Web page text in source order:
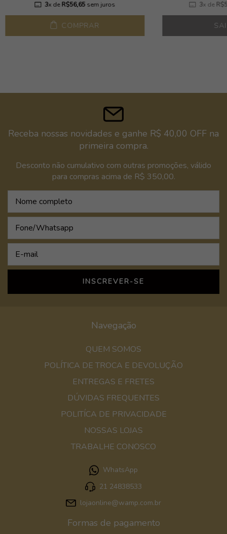
3x deR$56,65 sem juros
COMPRAR
3x de
Receba nossas novidades e ganhe R$ 40,00 OFF na
primeira compra.
Desconto não cumulativo com outras promoções, válido
para compras acima de R$ 350,00.
Navegação
QUEM SOMOS
POLÍTICA DE TROCA E DEVOLUÇÃO
ENTREGAS E FRETES
DÚVIDAS FREQUENTES
POLITÍCA DE PRIVACIDADE
NOSSAS LOJAS
TRABALHE CONOSCO
WhatsApp
21 24838533
lojaonline@wamp.com.br
Formas de pagamento